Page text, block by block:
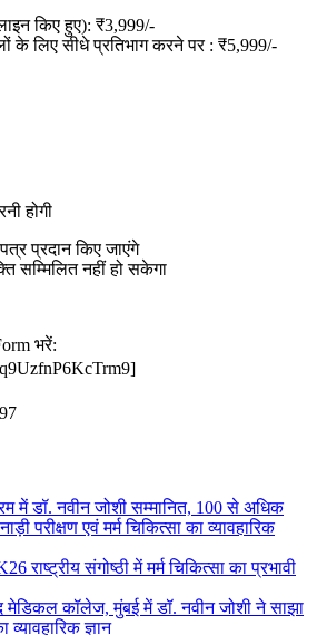
किए हुए): ₹3,999/-
के लिए सीधे प्रतिभाग करने पर : ₹5,999/-
होगी
प्रदान किए जाएंगे
सम्मिलित नहीं हो सकेगा
भरें:
में डॉ. नवीन जोशी सम्मानित, 100 से अधिक
परीक्षण एवं मर्म चिकित्सा का व्यावहारिक
राष्ट्रीय संगोष्ठी में मर्म चिकित्सा का प्रभावी
मेडिकल कॉलेज, मुंबई में डॉ. नवीन जोशी ने साझा
व्यावहारिक ज्ञान